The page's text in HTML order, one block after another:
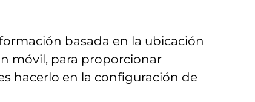
basada en la ubicación
móvil, para proporcionar
hacerlo en la configuración de